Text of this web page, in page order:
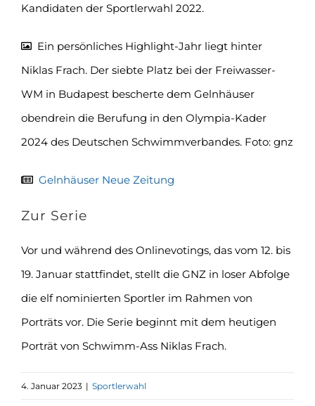
Kandidaten der Sportlerwahl 2022.
Ein persönliches Highlight-Jahr liegt hinter
Niklas Frach. Der siebte Platz bei der Freiwasser-
WM in Budapest bescherte dem Gelnhäuser
obendrein die Berufung in den Olympia-Kader
2024 des Deutschen Schwimmverbandes. Foto: gnz
Gelnhäuser Neue Zeitung
Zur Serie
Vor und während des Onlinevotings, das vom 12. bis
19. Januar stattfindet, stellt die GNZ in loser Abfolge
die elf nominierten Sportler im Rahmen von
Porträts vor. Die Serie beginnt mit dem heutigen
Porträt von Schwimm-Ass Niklas Frach.
4. Januar 2023 | Sportlerwahl